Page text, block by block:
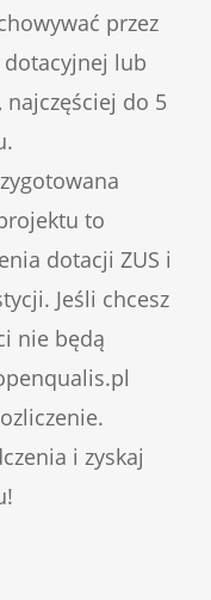
przez
lub
najczęściej do 5
to
dotacji ZUS i
Jeśli chcesz
nie będą
i zyskaj